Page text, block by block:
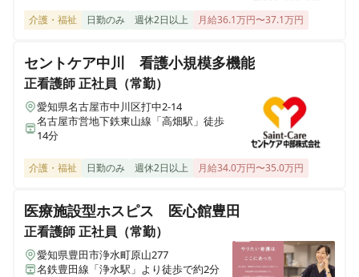
福岡県春日市上白水4-11
さわやか宗像館
福岡県宗像市石丸1丁目13-2
さわやか笠寺館
さわやか愛の家 むなかた弐番館
福岡県宗像市自由ヶ丘2丁目17－1
介護・福祉 日勤のみ 週休2日以上 月給36.1万円〜37.1万円
セントケア中川 看護小規模多機能
正看護師正社員（常勤）
愛知県名古屋市中川区打中2-14
名古屋市営地下鉄東山線「高畑駅」徒歩
14分
介護・福祉 日勤のみ 週休2日以上 月給34.0万円〜35.0万円
医療施設型ホスピス 医心館豊田
正看護師正社員（常勤）
愛知県豊田市浄水町原山277
名鉄豊田線「浄水駅」より徒歩で約2分